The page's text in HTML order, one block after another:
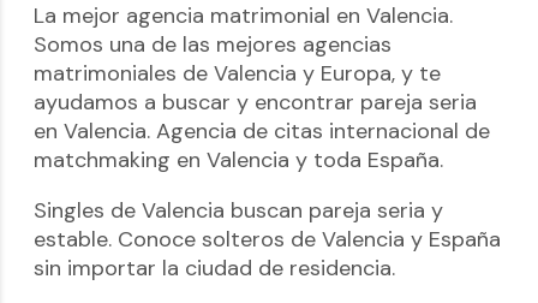
La mejor agencia matrimonial en Valencia.
Somos una de las mejores agencias
matrimoniales de Valencia y Europa, y te
ayudamos a buscar y encontrar pareja seria
en Valencia. Agencia de citas internacional de
matchmaking en Valencia y toda España.
Singles de Valencia buscan pareja seria y
estable. Conoce solteros de Valencia y España
sin importar la ciudad de residencia.